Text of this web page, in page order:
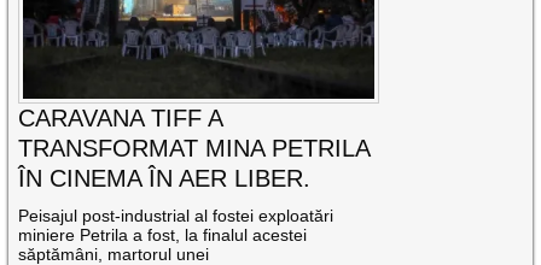
CARAVANA TIFF A
TRANSFORMAT MINA PETRILA
ÎN CINEMA ÎN AER LIBER.
Peisajul post-industrial al fostei exploatări
miniere Petrila a fost, la finalul acestei
săptămâni, martorul unei